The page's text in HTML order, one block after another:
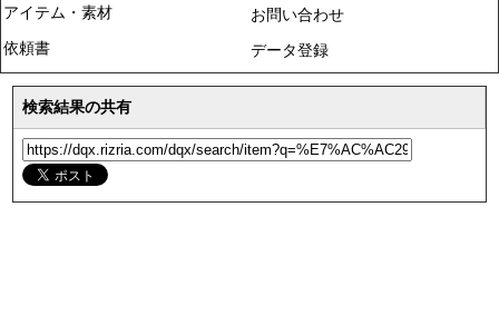
アイテム・素材
依頼書
お問い合わせ
データ登録
検索結果の共有